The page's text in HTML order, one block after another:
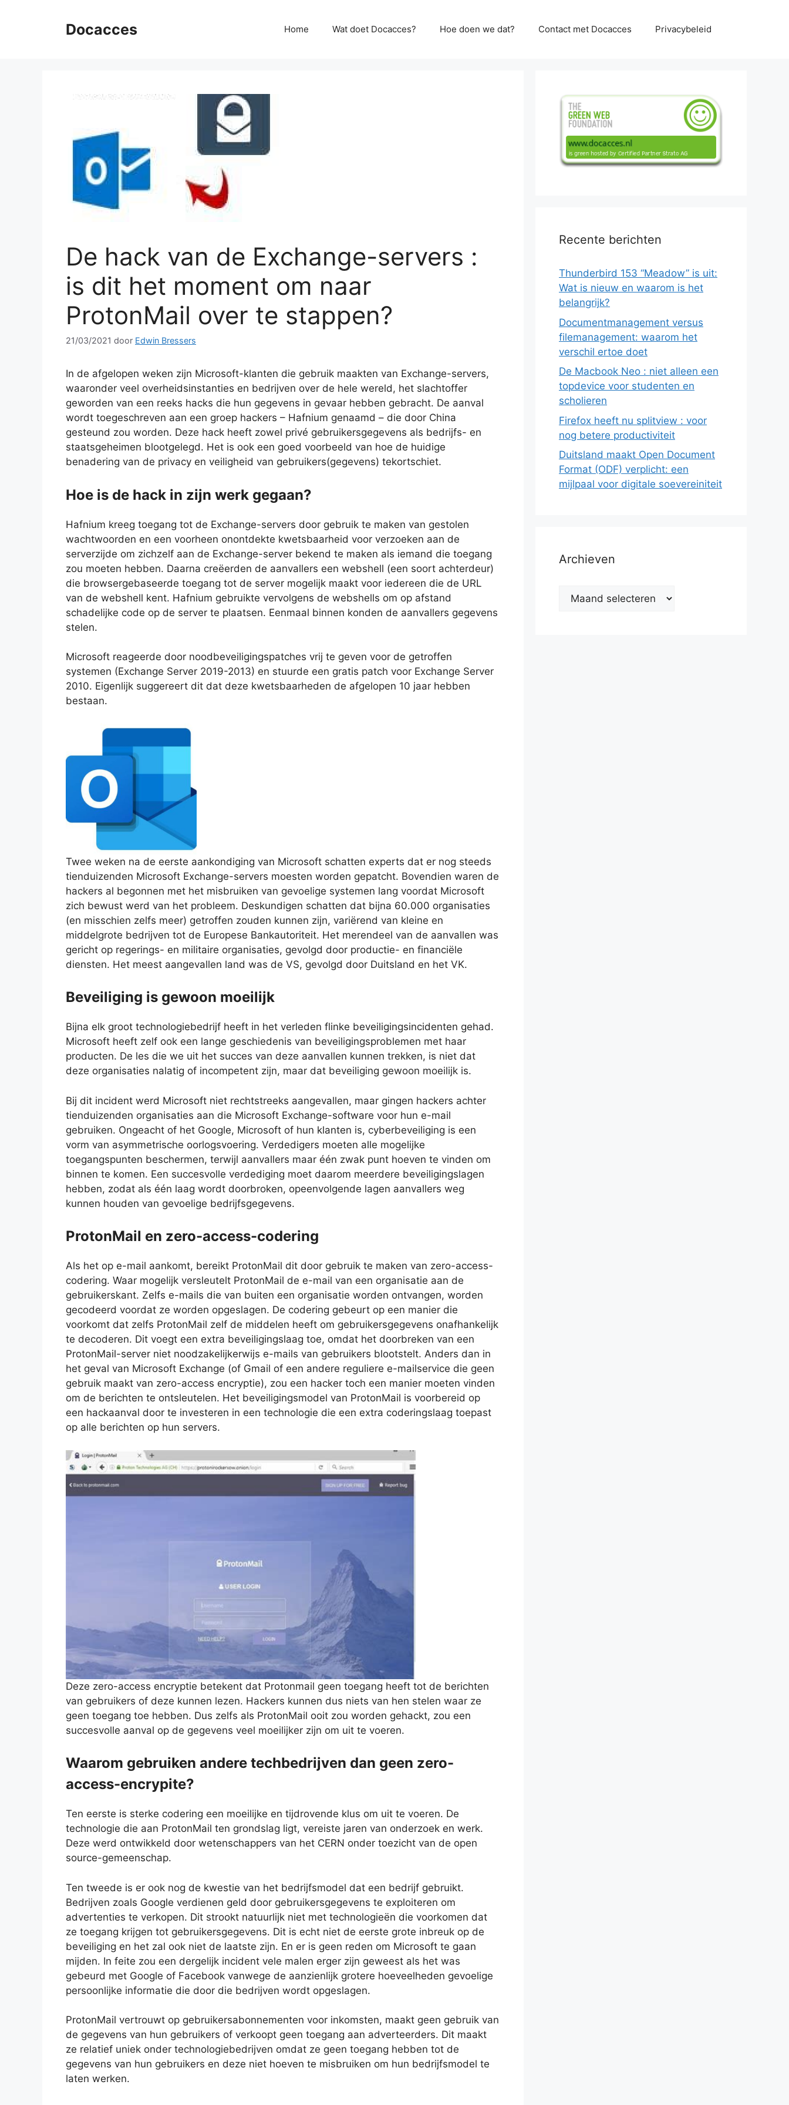
Docacces Home Wat doet Docacces? Hoe doen we dat? Contact met Docacces Privacybeleid
De hack van de Exchange-servers :
is dit het moment om naar
ProtonMail over te stappen?
21/03/2021 door Edwin Bressers
In de afgelopen weken zijn Microsoft-klanten die gebruik maakten van Exchange-servers,
waaronder veel overheidsinstanties en bedrijven over de hele wereld, het slachtoffer
geworden van een reeks hacks die hun gegevens in gevaar hebben gebracht. De aanval
wordt toegeschreven aan een groep hackers – Hafnium genaamd – die door China
gesteund zou worden. Deze hack heeft zowel privé gebruikersgegevens als bedrijfs- en
staatsgeheimen blootgelegd. Het is ook een goed voorbeeld van hoe de huidige
benadering van de privacy en veiligheid van gebruikers(gegevens) tekortschiet.
Hoe is de hack in zijn werk gegaan?
Hafnium kreeg toegang tot de Exchange-servers door gebruik te maken van gestolen
wachtwoorden en een voorheen onontdekte kwetsbaarheid voor verzoeken aan de
serverzijde om zichzelf aan de Exchange-server bekend te maken als iemand die toegang
zou moeten hebben. Daarna creëerden de aanvallers een webshell (een soort achterdeur)
die browsergebaseerde toegang tot de server mogelijk maakt voor iedereen die de URL
van de webshell kent. Hafnium gebruikte vervolgens de webshells om op afstand
schadelijke code op de server te plaatsen. Eenmaal binnen konden de aanvallers gegevens
stelen.
Microsoft reageerde door noodbeveiligingspatches vrij te geven voor de getroffen
systemen (Exchange Server 2019-2013) en stuurde een gratis patch voor Exchange Server
2010. Eigenlijk suggereert dit dat deze kwetsbaarheden de afgelopen 10 jaar hebben
bestaan.
Twee weken na de eerste aankondiging van Microsoft schatten experts dat er nog steeds
tienduizenden Microsoft Exchange-servers moesten worden gepatcht. Bovendien waren de
hackers al begonnen met het misbruiken van gevoelige systemen lang voordat Microsoft
zich bewust werd van het probleem. Deskundigen schatten dat bijna 60.000 organisaties
(en misschien zelfs meer) getroffen zouden kunnen zijn, variërend van kleine en
middelgrote bedrijven tot de Europese Bankautoriteit. Het merendeel van de aanvallen was
gericht op regerings- en militaire organisaties, gevolgd door productie- en financiële
diensten. Het meest aangevallen land was de VS, gevolgd door Duitsland en het VK.
Beveiliging is gewoon moeilijk
Bijna elk groot technologiebedrijf heeft in het verleden flinke beveiligingsincidenten gehad.
Microsoft heeft zelf ook een lange geschiedenis van beveiligingsproblemen met haar
producten. De les die we uit het succes van deze aanvallen kunnen trekken, is niet dat
deze organisaties nalatig of incompetent zijn, maar dat beveiliging gewoon moeilijk is.
Bij dit incident werd Microsoft niet rechtstreeks aangevallen, maar gingen hackers achter
tienduizenden organisaties aan die Microsoft Exchange-software voor hun e-mail
gebruiken. Ongeacht of het Google, Microsoft of hun klanten is, cyberbeveiliging is een
vorm van asymmetrische oorlogsvoering. Verdedigers moeten alle mogelijke
toegangspunten beschermen, terwijl aanvallers maar één zwak punt hoeven te vinden om
binnen te komen. Een succesvolle verdediging moet daarom meerdere beveiligingslagen
hebben, zodat als één laag wordt doorbroken, opeenvolgende lagen aanvallers weg
kunnen houden van gevoelige bedrijfsgegevens.
ProtonMail en zero-access-codering
Als het op e-mail aankomt, bereikt ProtonMail dit door gebruik te maken van zero-access-
codering. Waar mogelijk versleutelt ProtonMail de e-mail van een organisatie aan de
gebruikerskant. Zelfs e-mails die van buiten een organisatie worden ontvangen, worden
gecodeerd voordat ze worden opgeslagen. De codering gebeurt op een manier die
voorkomt dat zelfs ProtonMail zelf de middelen heeft om gebruikersgegevens onafhankelijk
te decoderen. Dit voegt een extra beveiligingslaag toe, omdat het doorbreken van een
ProtonMail-server niet noodzakelijkerwijs e-mails van gebruikers blootstelt. Anders dan in
het geval van Microsoft Exchange (of Gmail of een andere reguliere e-mailservice die geen
gebruik maakt van zero-access encryptie), zou een hacker toch een manier moeten vinden
om de berichten te ontsleutelen. Het beveiligingsmodel van ProtonMail is voorbereid op
een hackaanval door te investeren in een technologie die een extra coderingslaag toepast
op alle berichten op hun servers.
Deze zero-access encryptie betekent dat Protonmail geen toegang heeft tot de berichten
van gebruikers of deze kunnen lezen. Hackers kunnen dus niets van hen stelen waar ze
geen toegang toe hebben. Dus zelfs als ProtonMail ooit zou worden gehackt, zou een
succesvolle aanval op de gegevens veel moeilijker zijn om uit te voeren.
Waarom gebruiken andere techbedrijven dan geen zero-
access-encrypite?
Ten eerste is sterke codering een moeilijke en tijdrovende klus om uit te voeren. De
technologie die aan ProtonMail ten grondslag ligt, vereiste jaren van onderzoek en werk.
Deze werd ontwikkeld door wetenschappers van het CERN onder toezicht van de open
source-gemeenschap.
Ten tweede is er ook nog de kwestie van het bedrijfsmodel dat een bedrijf gebruikt.
Bedrijven zoals Google verdienen geld door gebruikersgegevens te exploiteren om
advertenties te verkopen. Dit strookt natuurlijk niet met technologieën die voorkomen dat
ze toegang krijgen tot gebruikersgegevens. Dit is echt niet de eerste grote inbreuk op de
beveiliging en het zal ook niet de laatste zijn. En er is geen reden om Microsoft te gaan
mijden. In feite zou een dergelijk incident vele malen erger zijn geweest als het was
gebeurd met Google of Facebook vanwege de aanzienlijk grotere hoeveelheden gevoelige
persoonlijke informatie die door die bedrijven wordt opgeslagen.
ProtonMail vertrouwt op gebruikersabonnementen voor inkomsten, maakt geen gebruik van
de gegevens van hun gebruikers of verkoopt geen toegang aan adverteerders. Dit maakt
ze relatief uniek onder technologiebedrijven omdat ze geen toegang hebben tot de
gegevens van hun gebruikers en deze niet hoeven te misbruiken om hun bedrijfsmodel te
laten werken.
Recente berichten
Thunderbird 153 “Meadow” is uit:
Wat is nieuw en waarom is het
belangrijk?
Documentmanagement versus
filemanagement: waarom het
verschil ertoe doet
De Macbook Neo : niet alleen een
topdevice voor studenten en
scholieren
Firefox heeft nu splitview : voor
nog betere productiviteit
Duitsland maakt Open Document
Format (ODF) verplicht: een
mijlpaal voor digitale soevereiniteit
Archieven
Archieven